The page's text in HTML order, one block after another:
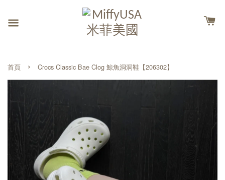
首頁 › Crocs Classic Bae Clog 鯨魚洞洞鞋【206302】